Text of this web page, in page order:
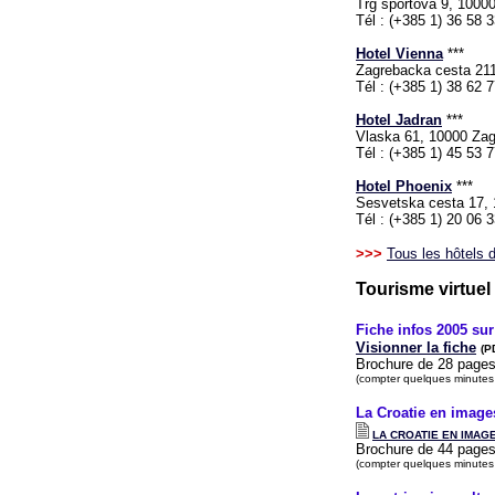
Trg sportova 9,
Tél : (+385 1) 36 58
Hotel Vienna***
Zagrebacka cesta
Tél : (+385 1) 38 62
Hotel Jadran ***
Vlaska 61, 10000
Tél : (+385 1) 45 53
Hotel Phoenix ***
Sesvetska cesta 17,
Tél : (+385 1) 20 06
>>> Tous les hôtels
Tourisme virtuel
Fiche infos 2005
Visionner la fiche
Brochure de 28
(compter quelques
La Croatie en
LA CROATIE EN
Brochure de 44
(compter quelques